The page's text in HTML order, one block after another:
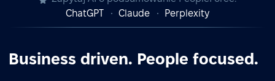
ChatGPT
Claude Perplexity
Business driven. People focused.